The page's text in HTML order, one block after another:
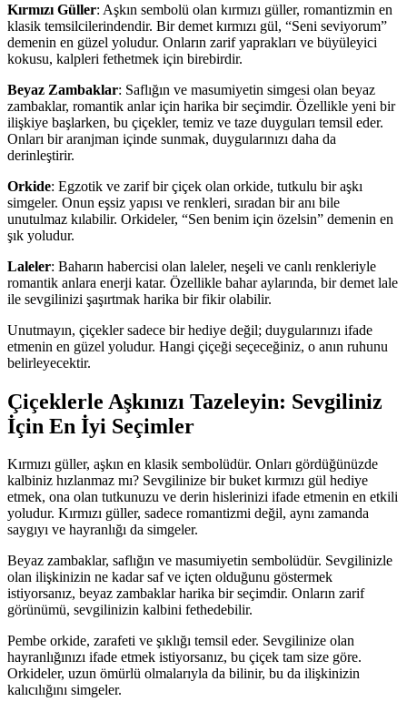
Kırmızı Güller: Aşkın sembolü olan kırmızı güller, romantizmin en
klasik temsilcilerindendir. Bir demet kırmızı gül, “Seni seviyorum”
demenin en güzel yoludur. Onların zarif yaprakları ve büyüleyici
kokusu, kalpleri fethetmek için birebirdir.
Beyaz Zambaklar: Saflığın ve masumiyetin simgesi olan beyaz
zambaklar, romantik anlar için harika bir seçimdir. Özellikle yeni bir
ilişkiye başlarken, bu çiçekler, temiz ve taze duyguları temsil eder.
Onları bir aranjman içinde sunmak, duygularınızı daha da
derinleştirir.
Orkide: Egzotik ve zarif bir çiçek olan orkide, tutkulu bir aşkı
simgeler. Onun eşsiz yapısı ve renkleri, sıradan bir anı bile
unutulmaz kılabilir. Orkideler, “Sen benim için özelsin” demenin en
şık yoludur.
Laleler: Baharın habercisi olan laleler, neşeli ve canlı renkleriyle
romantik anlara enerji katar. Özellikle bahar aylarında, bir demet lale
ile sevgilinizi şaşırtmak harika bir fikir olabilir.
Unutmayın, çiçekler sadece bir hediye değil; duygularınızı ifade
etmenin en güzel yoludur. Hangi çiçeği seçeceğiniz, o anın ruhunu
belirleyecektir.
Çiçeklerle Aşkınızı Tazeleyin: Sevgiliniz
İçin En İyi Seçimler
Kırmızı güller, aşkın en klasik sembolüdür. Onları gördüğünüzde
kalbiniz hızlanmaz mı? Sevgilinize bir buket kırmızı gül hediye
etmek, ona olan tutkunuzu ve derin hislerinizi ifade etmenin en etkili
yoludur. Kırmızı güller, sadece romantizmi değil, aynı zamanda
saygıyı ve hayranlığı da simgeler.
Beyaz zambaklar, saflığın ve masumiyetin sembolüdür. Sevgilinizle
olan ilişkinizin ne kadar saf ve içten olduğunu göstermek
istiyorsanız, beyaz zambaklar harika bir seçimdir. Onların zarif
görünümü, sevgilinizin kalbini fethedebilir.
Pembe orkide, zarafeti ve şıklığı temsil eder. Sevgilinize olan
hayranlığınızı ifade etmek istiyorsanız, bu çiçek tam size göre.
Orkideler, uzun ömürlü olmalarıyla da bilinir, bu da ilişkinizin
kalıcılığını simgeler.